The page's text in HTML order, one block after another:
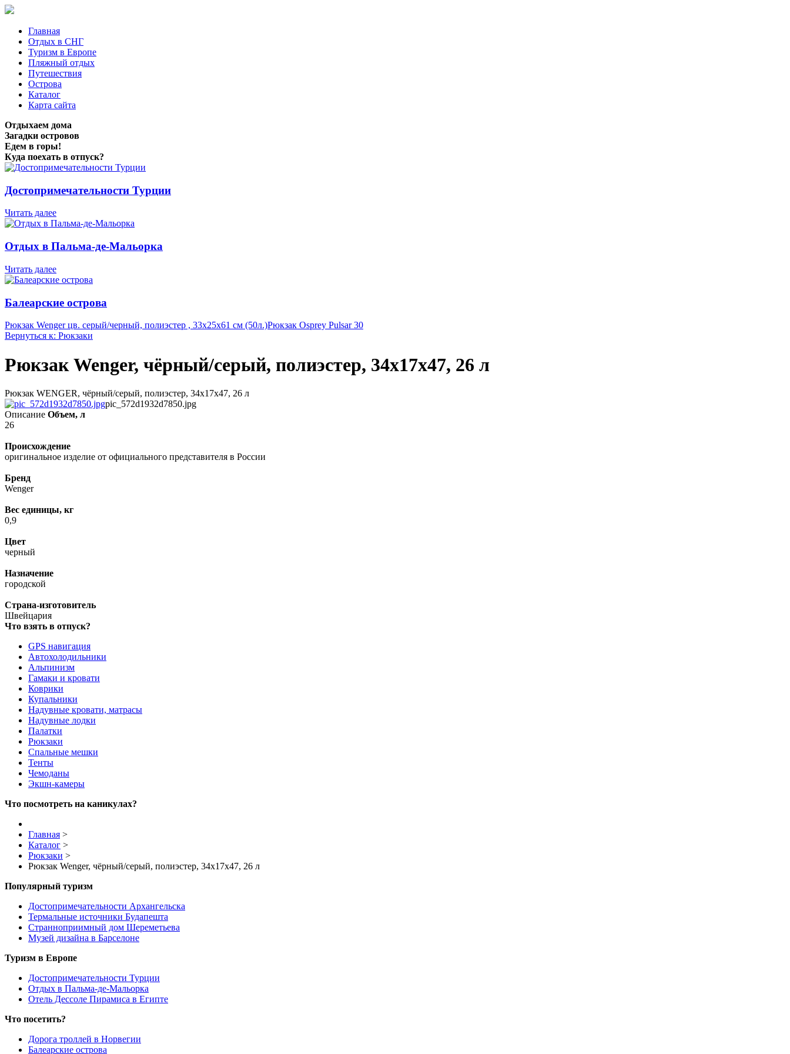
Главная
Отдых в СНГ
Туризм в Европе
Пляжный отдых
Путешествия
Острова
Каталог
Карта сайта
Отдыхаем дома
Загадки островов
Едем в горы!
Куда поехать в отпуск?
Достопримечательности Турции
Читать далее
Отдых в Пальма-де-Мальорка
Читать далее
Балеарские острова
Рюкзак Wenger цв. серый/черный, полиэстер , 33х25х61 см (50л.)Рюкзак Osprey Pulsar 30
Вернуться к: Рюкзаки
Рюкзак Wenger, чёрный/серый, полиэстер, 34х17х47, 26 л
Рюкзак WENGER, чёрный/серый, полиэстер, 34х17х47, 26 л
pic_572d1932d7850.jpg
Описание Объем, л
26
Происхождение
оригинальное изделие от официального представителя в России
Бренд
Wenger
Вес единицы, кг
0,9
Цвет
черный
Назначение
городской
Страна-изготовитель
Швейцария
Что взять в отпуск?
GPS навигация
Автохолодильники
Альпинизм
Гамаки и кровати
Коврики
Купальники
Надувные кровати, матрасы
Надувные лодки
Палатки
Рюкзаки
Спальные мешки
Тенты
Чемоданы
Экшн-камеры
Что посмотреть на каникулах?
Главная >
Каталог >
Рюкзаки >
Рюкзак Wenger, чёрный/серый, полиэстер, 34х17х47, 26 л
Популярный туризм
Достопримечательности Архангельска
Термальные источники Будапешта
Странноприимный дом Шереметьева
Музей дизайна в Барселоне
Туризм в Европе
Достопримечательности Турции
Отдых в Пальма-де-Мальорка
Отель Дессоле Пирамиса в Египте
Что посетить?
Дорога троллей в Норвегии
Балеарские острова